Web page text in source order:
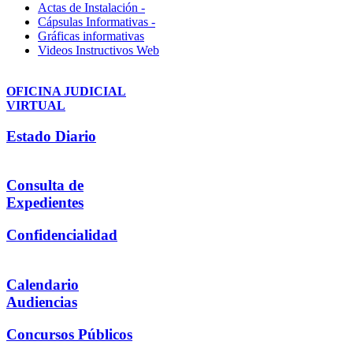
Actas de Instalación -
Cápsulas Informativas -
Gráficas informativas
Videos Instructivos Web
OFICINA JUDICIAL
VIRTUAL
Estado Diario
Consulta de
Expedientes
Confidencialidad
Calendario
Audiencias
Concursos Públicos